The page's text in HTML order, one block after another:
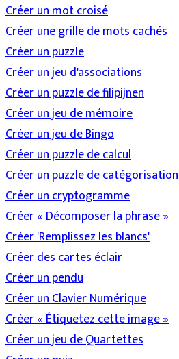
Créer un mot croisé
Créer une grille de mots cachés
Créer un puzzle
Créer un jeu d'associations
Créer un puzzle de filipijnen
Créer un jeu de mémoire
Créer un jeu de Bingo
Créer un puzzle de calcul
Créer un puzzle de catégorisation
Créer un cryptogramme
Créer « Décomposer la phrase »
Créer 'Remplissez les blancs'
Créer des cartes éclair
Créer un pendu
Créer un Clavier Numérique
Créer « Étiquetez cette image »
Créer un jeu de Quartettes